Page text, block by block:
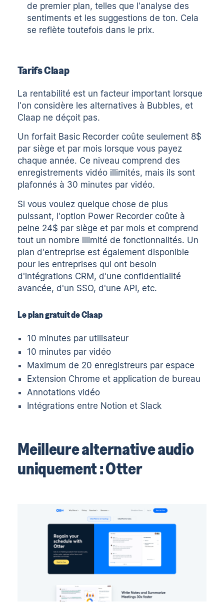
de premier plan, telles que l'analyse des
sentiments et les suggestions de ton. Cela
se reflète toutefois dans le prix.
Tarifs Claap
La rentabilité est un facteur important lorsque
l'on considère les alternatives à Bubbles, et
Claap ne déçoit pas.
Un forfait Basic Recorder coûte seulement 8$
par siège et par mois lorsque vous payez
chaque année. Ce niveau comprend des
enregistrements vidéo illimités, mais ils sont
plafonnés à 30 minutes par vidéo.
Si vous voulez quelque chose de plus
puissant, l'option Power Recorder coûte à
peine 24$ par siège et par mois et comprend
tout un nombre illimité de fonctionnalités. Un
plan d'entreprise est également disponible
pour les entreprises qui ont besoin
d'intégrations CRM, d'une confidentialité
avancée, d'un SSO, d'une API, etc.
Le plan gratuit de Claap
10 minutes par utilisateur
10 minutes par vidéo
Maximum de 20 enregistreurs par espace
Extension Chrome et application de bureau
Annotations vidéo
Intégrations entre Notion et Slack
Meilleure alternative audio
uniquement : Otter